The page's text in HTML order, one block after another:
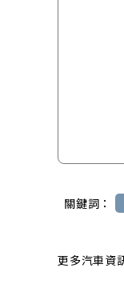
關鍵詞：
更多汽車資